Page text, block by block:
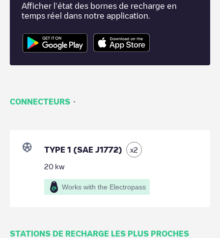
Afficher l'état des bornes de recharge en
temps réel dans notre application.
CONNECTEURS ·
TYPE 1 (SAE J1772) x2
20 kw
Works with the Electropass
STATIONS DE RECHARGE LES PLUS PROCHES